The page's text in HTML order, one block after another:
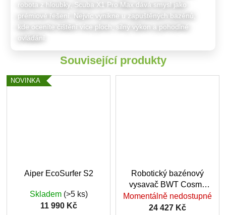
robota z hloubky, Scuba X1 Pro Max dává smysl jako
prémiové řešení. Nejvíc vynikne u zapuštěných bazénů,
kde oceníte čištění více ploch, silný výkon a pohodlné
ovládání.
Související produkty
NOVINKA
Aiper EcoSurfer S2
Skladem (>5 ks)
11 990 Kč
Robotický bazénový
vysavač BWT Cosmy
150
Momentálně nedostupné
24 427 Kč